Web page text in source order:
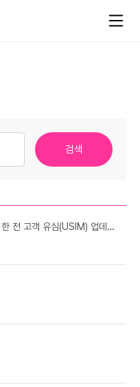
검색
[중요] 더 안전한 통신서비스 제공을 위한 전 고객 유심(USIM) 업데이트 및 무료 교체 안내